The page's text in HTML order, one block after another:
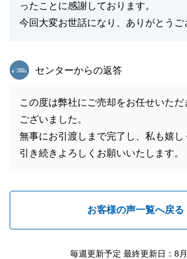
ったことに感謝しております。
今回大変お世話になり、ありがとうご
東急リバブル
センターからの返答
この度は弊社にご売却をお任せいただ
ございました。
無事にお引渡しまで完了し、私も嬉し
引き続きよろしくお願いいたします。
お客様の声一覧へ戻る
毎週更新予定 最終更新日：8